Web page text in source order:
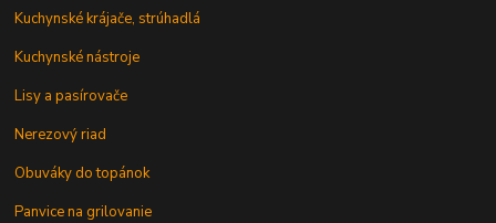
Kuchynské krájače, strúhadlá
Kuchynské nástroje
Lisy a pasírovače
Nerezový riad
Obuváky do topánok
Panvice na grilovanie